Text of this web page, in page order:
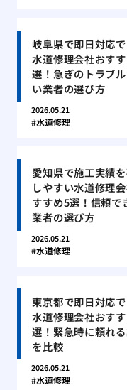
岐阜県で即日対応
水道修理会社おす
選！急ぎのトラブ
い業者の選び方
2026.05.21
水道修理
愛知県で施工実績
しやすい水道修理
すすめ5選！信頼で
業者の選び方
2026.05.21
水道修理
東京都で即日対応
水道修理会社おす
選！緊急時に頼れ
を比較
2026.05.21
水道修理